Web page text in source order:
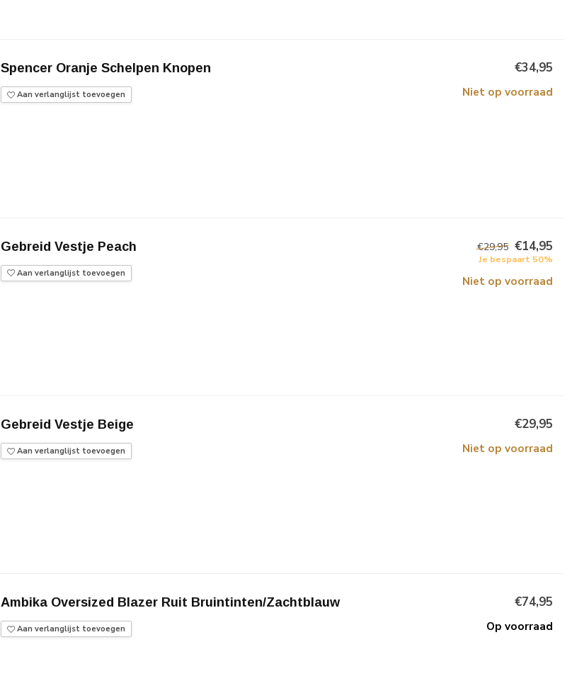
Spencer Oranje Schelpen Knopen
Aan verlanglijst toevoegen
€34,95
Niet op voorraad
Gebreid Vestje Peach
Aan verlanglijst toevoegen
€29,95 €14,95
Je bespaart 50%
Niet op voorraad
Gebreid Vestje Beige
Aan verlanglijst toevoegen
€29,95
Niet op voorraad
Ambika Oversized Blazer Ruit Bruintinten/Zachtblauw
Aan verlanglijst toevoegen
€74,95
Op voorraad